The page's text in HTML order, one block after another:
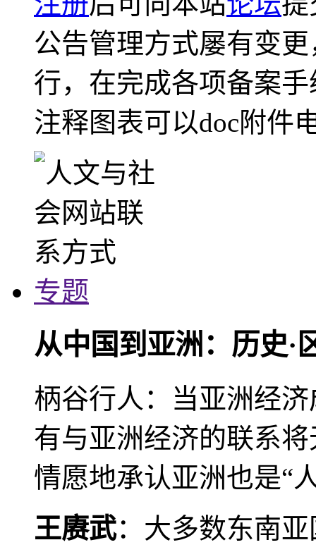
公告管理方式屡有变
行，在完成各项备案
注释图表可以doc附件
专题
从中国到亚洲：历史·
柄谷行人：当亚洲经
有与亚洲经济的联系
情愿地承认亚洲也是“
王赓武：大多数东南